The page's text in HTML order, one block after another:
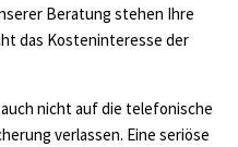
Beratung stehen Ihre
das Kosteninteresse der
nicht auf die telefonische
verlassen. Eine seriöse